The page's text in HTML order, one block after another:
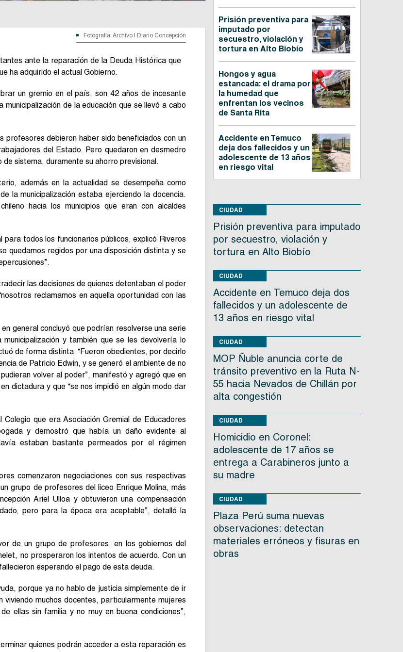
Fotografía: Archivo | Diario Concepción
ante la reparación de la Deuda Histórica que
ha adquirido el actual Gobierno.
un gremio en el país, son 42 años de incesante
de la educación que se llevó a cabo
profesores debieron haber sido beneficiados con un
del Estado. Pero quedaron en desmedro
sistema, duramente su ahorro previsional.
además en la actualidad se desempeña como
la municipalización estaba ejerciendo la docencia.
hacia los municipios que eran con alcaldes
todos los funcionarios públicos, explicó Riveros
quedamos regidos por una disposición distinta y se
las decisiones de quienes detentaban el poder
reclamamos en aquella oportunidad con las
general concluyó que podrían resolverse una serie
y también que se les devolvería lo
de forma distinta. “Fueron obedientes, por decirlo
de Patricio Edwin, y se generó el ambiente de no
volver al poder”, manifestó y agregó que en
dictadura y que “se nos impidió en algún modo dar
que era Asociación Gremial de Educadores
y demostró que había un daño evidente al
estaban bastante permeados por el régimen
comenzaron negociaciones con sus respectivas
grupo de profesores del liceo Enrique Molina, más
Ariel Ulloa y obtuvieron una compensación
pero para la época era aceptable”, detalló la
de un grupo de profesores, en los gobiernos del
no prosperaron los intentos de acuerdo. Con un
esperando el pago de esta deuda.
porque ya no hablo de justicia simplemente de ir
muchos docentes, particularmente mujeres
ellas sin familia y no muy en buena condiciones”,
quienes podrán acceder a esta reparación es
Prisión preventiva para
imputado por
secuestro, violación y
tortura en Alto Biobío
Hongos y agua
estancada: el drama por
la humedad que
enfrentan los vecinos
de Santa Rita
Accidente en Temuco
deja dos fallecidos y un
adolescente de 13 años
en riesgo vital
CIUDAD
Prisión preventiva para imputado
por secuestro, violación y
tortura en Alto Biobío
CIUDAD
Accidente en Temuco deja dos
fallecidos y un adolescente de
13 años en riesgo vital
CIUDAD
MOP Ñuble anuncia corte de
tránsito preventivo en la Ruta N-
55 hacia Nevados de Chillán por
alta congestión
CIUDAD
Homicidio en Coronel:
adolescente de 17 años se
entrega a Carabineros junto a
su madre
CIUDAD
Plaza Perú suma nuevas
observaciones: detectan
materiales erróneos y fisuras en
obras